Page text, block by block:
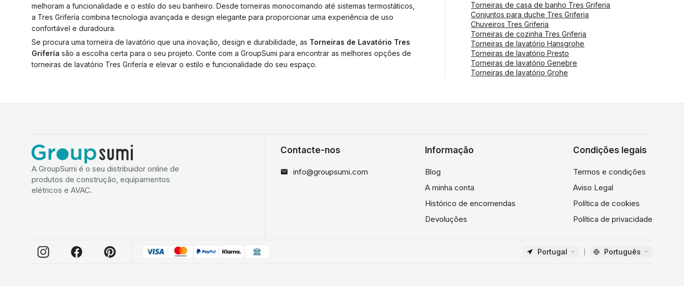
melhoram a funcionalidade e o estilo do seu banheiro. Desde torneiras monocomando até sistemas termostáticos,
a Tres Grifería combina tecnologia avançada e design elegante para proporcionar uma experiência de uso
confortável e duradoura.
Se procura uma torneira de lavatório que una inovação, design e durabilidade, as Torneiras de Lavatório Tres
Grifería são a escolha certa para o seu projeto. Conte com a GroupSumi para encontrar as melhores opções de
torneiras de lavatório Tres Grifería e elevar o estilo e funcionalidade do seu espaço.
Torneiras de casa de banho Tres Griferia
Conjuntos para duche Tres Griferia
Chuveiros Tres Griferia
Torneiras de cozinha Tres Griferia
Torneiras de lavatório Hansgrohe
Torneiras de lavatório Presto
Torneiras de lavatório Genebre
Torneiras de lavatório Grohe
A GroupSumi é o seu distribuidor online de
produtos de construção, equipamentos
elétricos e AVAC.
Contacte-nos
info@groupsumi.com
Informação
Blog
A minha conta
Histórico de encomendas
Devoluções
Condições legais
Termos e condições
Aviso Legal
Política de cookies
Política de privacidade
Portugal Português